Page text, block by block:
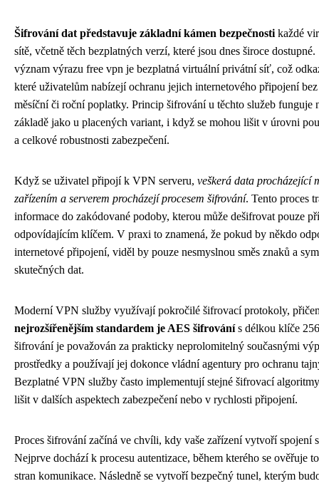
Šifrování dat představuje základní kámen bezpečnosti každé
sítě, včetně těch bezplatných verzí, které jsou dnes široce
význam výrazu free vpn je bezplatná virtuální privátní síť, což
které uživatelům nabízejí ochranu jejich internetového připojení
měsíční či roční poplatky. Princip šifrování u těchto služeb funguje
základě jako u placených variant, i když se mohou lišit v úrovni
a celkové robustnosti zabezpečení.
Když se uživatel připojí k VPN serveru, veškerá data procházející
zařízením a serverem procházejí procesem šifrování. Tento proces
informace do zakódované podoby, kterou může dešifrovat pouze
odpovídajícím klíčem. V praxi to znamená, že pokud by někdo
internetové připojení, viděl by pouze nesmyslnou směs znaků a
skutečných dat.
Moderní VPN služby využívají pokročilé šifrovací protokoly,
nejrozšířenějším standardem je AES šifrovánís délkou klíče
šifrování je považován za prakticky neprolomitelný současnými
prostředky a používají jej dokonce vládní agentury pro ochranu
Bezplatné VPN služby často implementují stejné šifrovací
lišit v dalších aspektech zabezpečení nebo v rychlosti připojení.
Proces šifrování začíná ve chvíli, kdy vaše zařízení vytvoří spojení
Nejprve dochází k procesu autentizace, během kterého se ověřuje
stran komunikace. Následně se vytvoří bezpečný tunel, kterým